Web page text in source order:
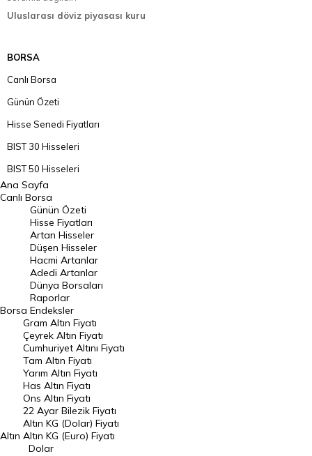
Uluslarası döviz piyasası kuru
BORSA
Canlı Borsa
Günün Özeti
Hisse Senedi Fiyatları
BIST 30 Hisseleri
BIST 50 Hisseleri
BIST 100 Hisseleri
En Çok Artan Hisseler
En Çok Düşen Hisseler
Hacmi Artanlar
Geçmiş Kapanışlar
Dünya Borsaları
Raporlar
Endeksler
DÖVİZ
Döviz Kuru
Dolar Kuru
Euro Kuru
Ana Sayfa
Canlı Borsa
Borsa
Günün Özeti
Hisse Fiyatları
Artan Hisseler
Düşen Hisseler
Hacmi Artanlar
Adedi Artanlar
Dünya Borsaları
Raporlar
Endeksler
Altın
Gram Altın Fiyatı
Çeyrek Altın Fiyatı
Cumhuriyet Altını Fiyatı
Tam Altın Fiyatı
Yarım Altın Fiyatı
Has Altın Fiyatı
Ons Altın Fiyatı
22 Ayar Bilezik Fiyatı
Altın KG (Dolar) Fiyatı
Altın KG (Euro) Fiyatı
Dolar